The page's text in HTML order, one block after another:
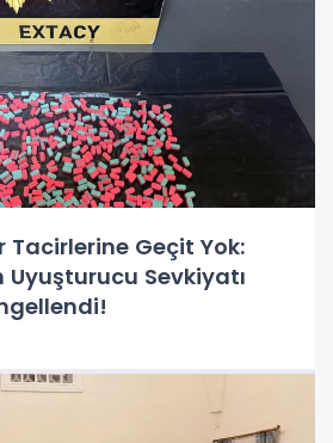
Tacirlerine Geçit Yok:
Uyuşturucu Sevkiyatı